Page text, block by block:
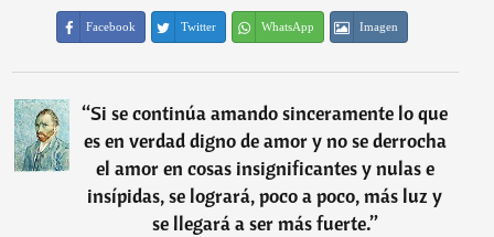
Facebook Twitter WhatsApp Imagen
“Si se continúa amando sinceramente lo que
es en verdad digno de amor y no se derrocha
el amor en cosas insignificantes y nulas e
insípidas, se logrará, poco a poco, más luz y
se llegará a ser más fuerte.”